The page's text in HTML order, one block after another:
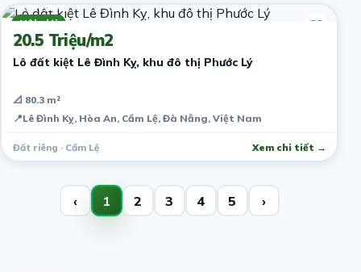
Môi giới
5 năm trước
20.5 Triệu/m2
Lô đất kiệt Lê Đình Kỵ, khu đô thị Phước Lý
📐 80.3 m²
📍Lê Đình Kỵ, Hòa An, Cẩm Lệ, Đà Nẵng, Việt Nam
Đất riêng · Cẩm Lệ Xem chi tiết →
‹ 1 2 3 4 5 ›